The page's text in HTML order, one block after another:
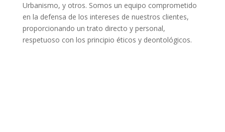
Urbanismo, y otros. Somos un equipo comprometido
en la defensa de los intereses de nuestros clientes,
proporcionando un trato directo y personal,
respetuoso con los principio éticos y deontológicos.